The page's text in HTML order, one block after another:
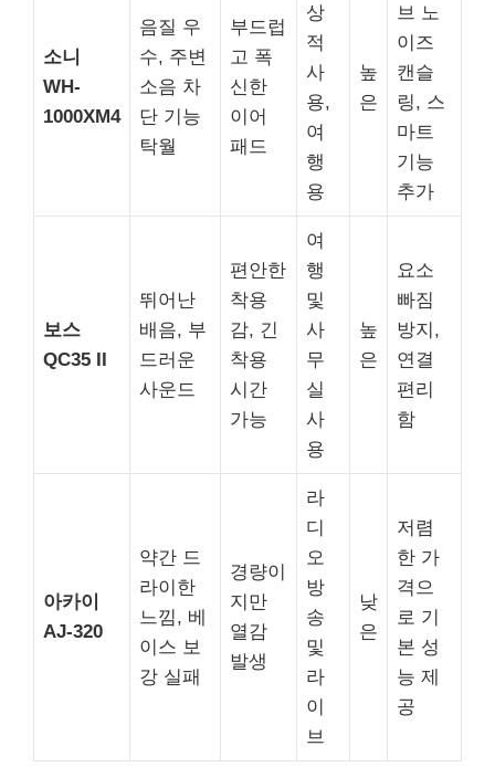
소니
WH-
1000XM4
음질 우
수, 주변
소음 차
단 기능
탁월
부드럽
고 폭
신한
이어
패드
상
적
사
용,
여
행
용
높
은
브 노
이즈
캔슬
링, 스
마트
기능
추가
보스
QC35 II
뛰어난
배음, 부
드러운
사운드
편안한
착용
감, 긴
착용
시간
가능
여
행
및
사
무
실
사
용
높
은
요소
빠짐
방지,
연결
편리
함
아카이
AJ-320
약간 드
라이한
느낌, 베
이스 보
강 실패
경량이
지만
열감
발생
라
디
오
방
송
및
라
이
브
낮
은
저렴
한 가
격으
로 기
본 성
능 제
공